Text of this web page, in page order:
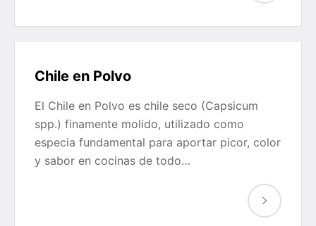
Chile en Polvo
El Chile en Polvo es chile seco (Capsicum
spp.) finamente molido, utilizado como
especia fundamental para aportar picor, color
y sabor en cocinas de todo…